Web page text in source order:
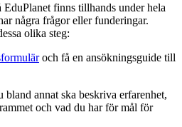
finns tillhands under hela
några frågor eller funderingar.
olika steg:
och få en ansökningsguide till
bland annat ska beskriva erfarenhet,
och vad du har för mål för